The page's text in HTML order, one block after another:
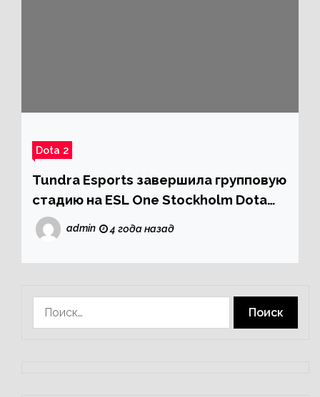
Dota 2
Tundra Esports завершила групповую
стадию на ESL One Stockholm Dota
Major 2022 без поражений
admin 4 года назад